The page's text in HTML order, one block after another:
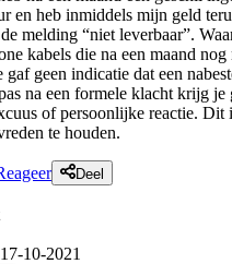
en heb inmiddels mijn geld
melding “niet leverbaar”.
kabels die na een maand nog
gaf geen indicatie dat een
na een formele klacht krijg je
of persoonlijke reactie. Dit
te houden.
Deel
17-10-2021